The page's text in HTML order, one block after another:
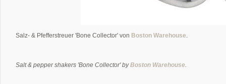
Salz- & Pfefferstreuer 'Bone Collector' von Boston Warehouse
Salt & pepper shakers 'Bone Collector' byBoston Warehouse